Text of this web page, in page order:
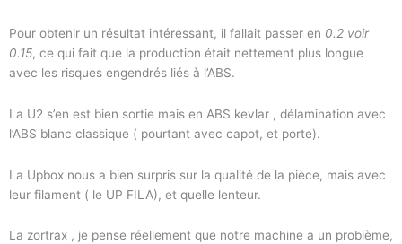
Pour obtenir un résultat intéressant, il fallait passer en 0.2 voir
0.15, ce qui fait que la production était nettement plus longue
avec les risques engendrés liés à l’ABS.
La U2 s’en est bien sortie mais en ABS kevlar , délamination avec
l’ABS blanc classique ( pourtant avec capot, et porte).
La Upbox nous a bien surpris sur la qualité de la pièce, mais avec
leur filament ( le UP FILA), et quelle lenteur.
La zortrax , je pense réellement que notre machine a un problème,